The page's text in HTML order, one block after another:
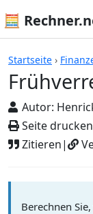
🧮
Startseite ›
Autor:
Seite drucken
Zitieren|
Rechner
Berechnen